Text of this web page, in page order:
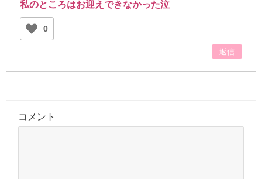
私のところはお迎えできなかった泣
0
返信
コメント